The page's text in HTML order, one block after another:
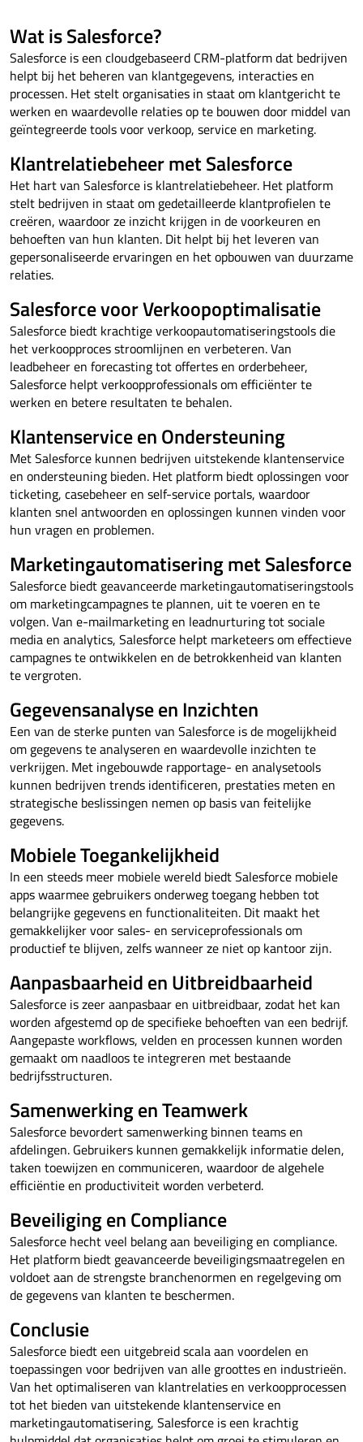
Wat is Salesforce?
Salesforce is een cloudgebaseerd CRM-platform dat bedrijven
helpt bij het beheren van klantgegevens, interacties en
processen. Het stelt organisaties in staat om klantgericht te
werken en waardevolle relaties op te bouwen door middel van
geïntegreerde tools voor verkoop, service en marketing.
Klantrelatiebeheer met Salesforce
Het hart van Salesforce is klantrelatiebeheer. Het platform
stelt bedrijven in staat om gedetailleerde klantprofielen te
creëren, waardoor ze inzicht krijgen in de voorkeuren en
behoeften van hun klanten. Dit helpt bij het leveren van
gepersonaliseerde ervaringen en het opbouwen van duurzame
relaties.
Salesforce voor Verkoopoptimalisatie
Salesforce biedt krachtige verkoopautomatiseringstools die
het verkoopproces stroomlijnen en verbeteren. Van
leadbeheer en forecasting tot offertes en orderbeheer,
Salesforce helpt verkoopprofessionals om efficiënter te
werken en betere resultaten te behalen.
Klantenservice en Ondersteuning
Met Salesforce kunnen bedrijven uitstekende klantenservice
en ondersteuning bieden. Het platform biedt oplossingen voor
ticketing, casebeheer en self-service portals, waardoor
klanten snel antwoorden en oplossingen kunnen vinden voor
hun vragen en problemen.
Marketingautomatisering met Salesforce
Salesforce biedt geavanceerde marketingautomatiseringstools
om marketingcampagnes te plannen, uit te voeren en te
volgen. Van e-mailmarketing en leadnurturing tot sociale
media en analytics, Salesforce helpt marketeers om effectieve
campagnes te ontwikkelen en de betrokkenheid van klanten
te vergroten.
Gegevensanalyse en Inzichten
Een van de sterke punten van Salesforce is de mogelijkheid
om gegevens te analyseren en waardevolle inzichten te
verkrijgen. Met ingebouwde rapportage- en analysetools
kunnen bedrijven trends identificeren, prestaties meten en
strategische beslissingen nemen op basis van feitelijke
gegevens.
Mobiele Toegankelijkheid
In een steeds meer mobiele wereld biedt Salesforce mobiele
apps waarmee gebruikers onderweg toegang hebben tot
belangrijke gegevens en functionaliteiten. Dit maakt het
gemakkelijker voor sales- en serviceprofessionals om
productief te blijven, zelfs wanneer ze niet op kantoor zijn.
Aanpasbaarheid en Uitbreidbaarheid
Salesforce is zeer aanpasbaar en uitbreidbaar, zodat het kan
worden afgestemd op de specifieke behoeften van een bedrijf.
Aangepaste workflows, velden en processen kunnen worden
gemaakt om naadloos te integreren met bestaande
bedrijfsstructuren.
Samenwerking en Teamwerk
Salesforce bevordert samenwerking binnen teams en
afdelingen. Gebruikers kunnen gemakkelijk informatie delen,
taken toewijzen en communiceren, waardoor de algehele
efficiëntie en productiviteit worden verbeterd.
Beveiliging en Compliance
Salesforce hecht veel belang aan beveiliging en compliance.
Het platform biedt geavanceerde beveiligingsmaatregelen en
voldoet aan de strengste branchenormen en regelgeving om
de gegevens van klanten te beschermen.
Conclusie
Salesforce biedt een uitgebreid scala aan voordelen en
toepassingen voor bedrijven van alle groottes en industrieën.
Van het optimaliseren van klantrelaties en verkoopprocessen
tot het bieden van uitstekende klantenservice en
marketingautomatisering, Salesforce is een krachtig